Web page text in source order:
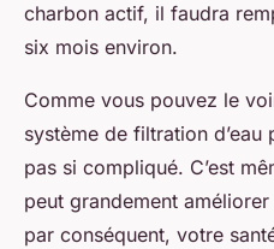
charbon actif, il faudra
six mois environ.
Comme vous pouvez le
système de filtration d’eau
pas si compliqué. C’est
peut grandement
par conséquent, votre